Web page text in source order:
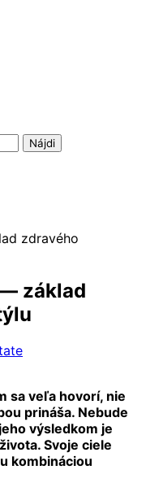
zdravého
základ
sa veľa hovorí, nie
prináša. Nebude
výsledkom je
Svoje ciele
kombináciou